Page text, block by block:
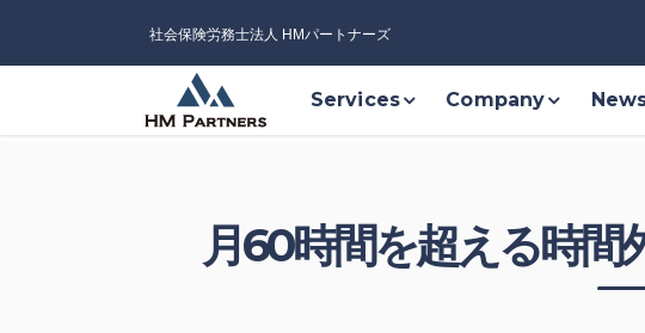
社会保険労務士法人 HMパートナーズ
Services Company
月60時間を超える時間